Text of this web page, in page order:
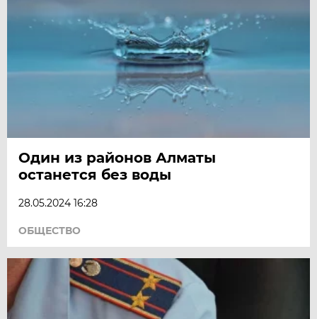
Один из районов Алматы
останется без воды
28.05.2024 16:28
ОБЩЕСТВО